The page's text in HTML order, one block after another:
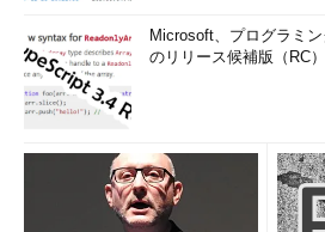
Microsoft、プログラミ
のリリース候補版（RC